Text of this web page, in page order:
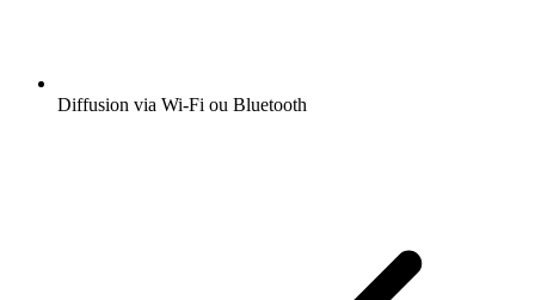
Diffusion via Wi-Fi ou Bluetooth